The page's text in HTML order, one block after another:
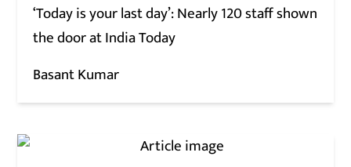
‘Today is your last day’: Nearly 120 staff shown
the door at India Today
Basant Kumar